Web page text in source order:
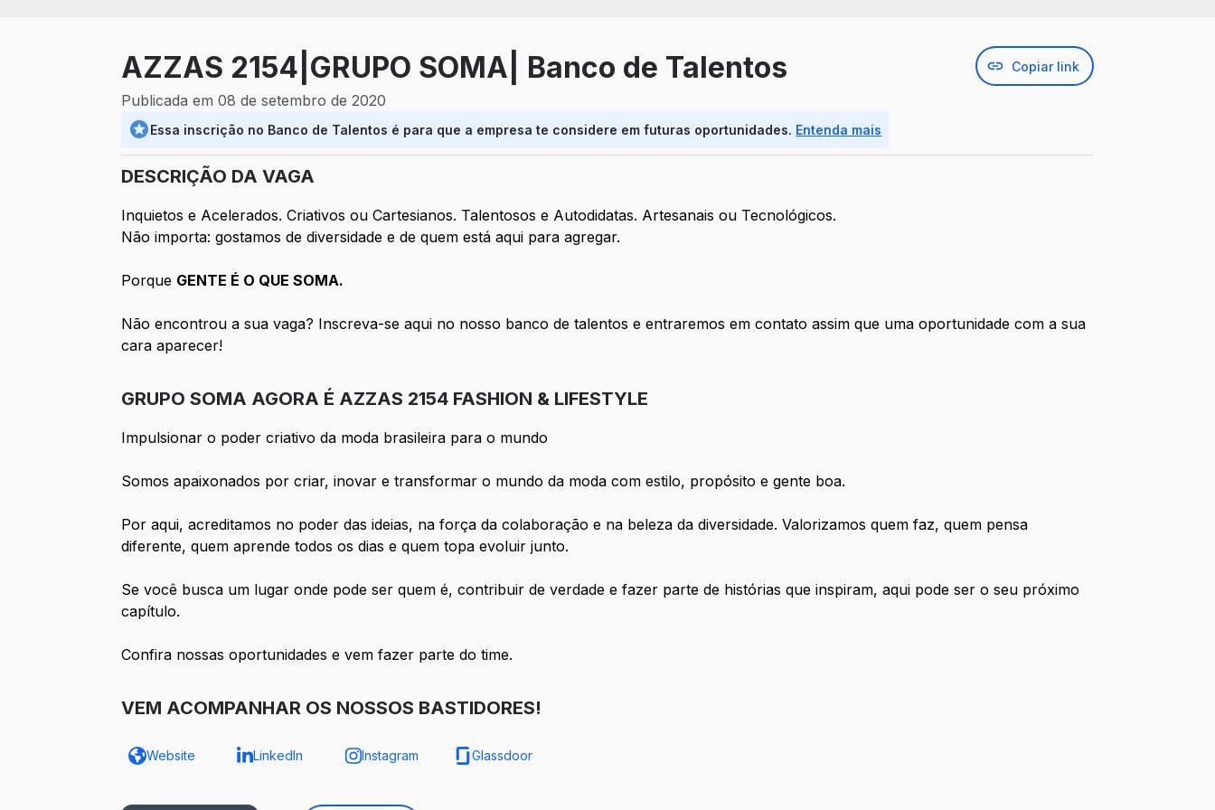
AZZAS 2154|GRUPO SOMA| Banco de Talentos Copiar link
Publicada em 08 de setembro de 2020
Essa inscrição no Banco de Talentos é para que a empresa te considere em futuras oportunidades. Entenda mais
DESCRIÇÃO DA VAGA
Inquietos e Acelerados. Criativos ou Cartesianos. Talentosos e Autodidatas. Artesanais ou Tecnológicos.
Não importa: gostamos de diversidade e de quem está aqui para agregar.
Porque GENTE É O QUE SOMA.
Não encontrou a sua vaga? Inscreva-se aqui no nosso banco de talentos e entraremos em contato assim que uma oportunidade com a sua
cara aparecer!
GRUPO SOMA AGORA É AZZAS 2154 FASHION & LIFESTYLE
Impulsionar o poder criativo da moda brasileira para o mundo
Somos apaixonados por criar, inovar e transformar o mundo da moda com estilo, propósito e gente boa.
Por aqui, acreditamos no poder das ideias, na força da colaboração e na beleza da diversidade. Valorizamos quem faz, quem pensa
diferente, quem aprende todos os dias e quem topa evoluir junto.
Se você busca um lugar onde pode ser quem é, contribuir de verdade e fazer parte de histórias que inspiram, aqui pode ser o seu próximo
capítulo.
Confira nossas oportunidades e vem fazer parte do time.
VEM ACOMPANHAR OS NOSSOS BASTIDORES!
Website LinkedIn Instagram Glassdoor